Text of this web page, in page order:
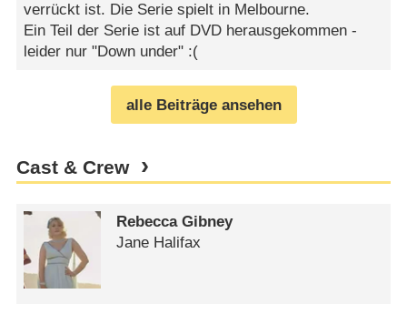
verrückt ist. Die Serie spielt in Melbourne.
Ein Teil der Serie ist auf DVD herausgekommen -
leider nur "Down under" :(
alle Beiträge ansehen
Cast & Crew
Rebecca Gibney
Jane Halifax